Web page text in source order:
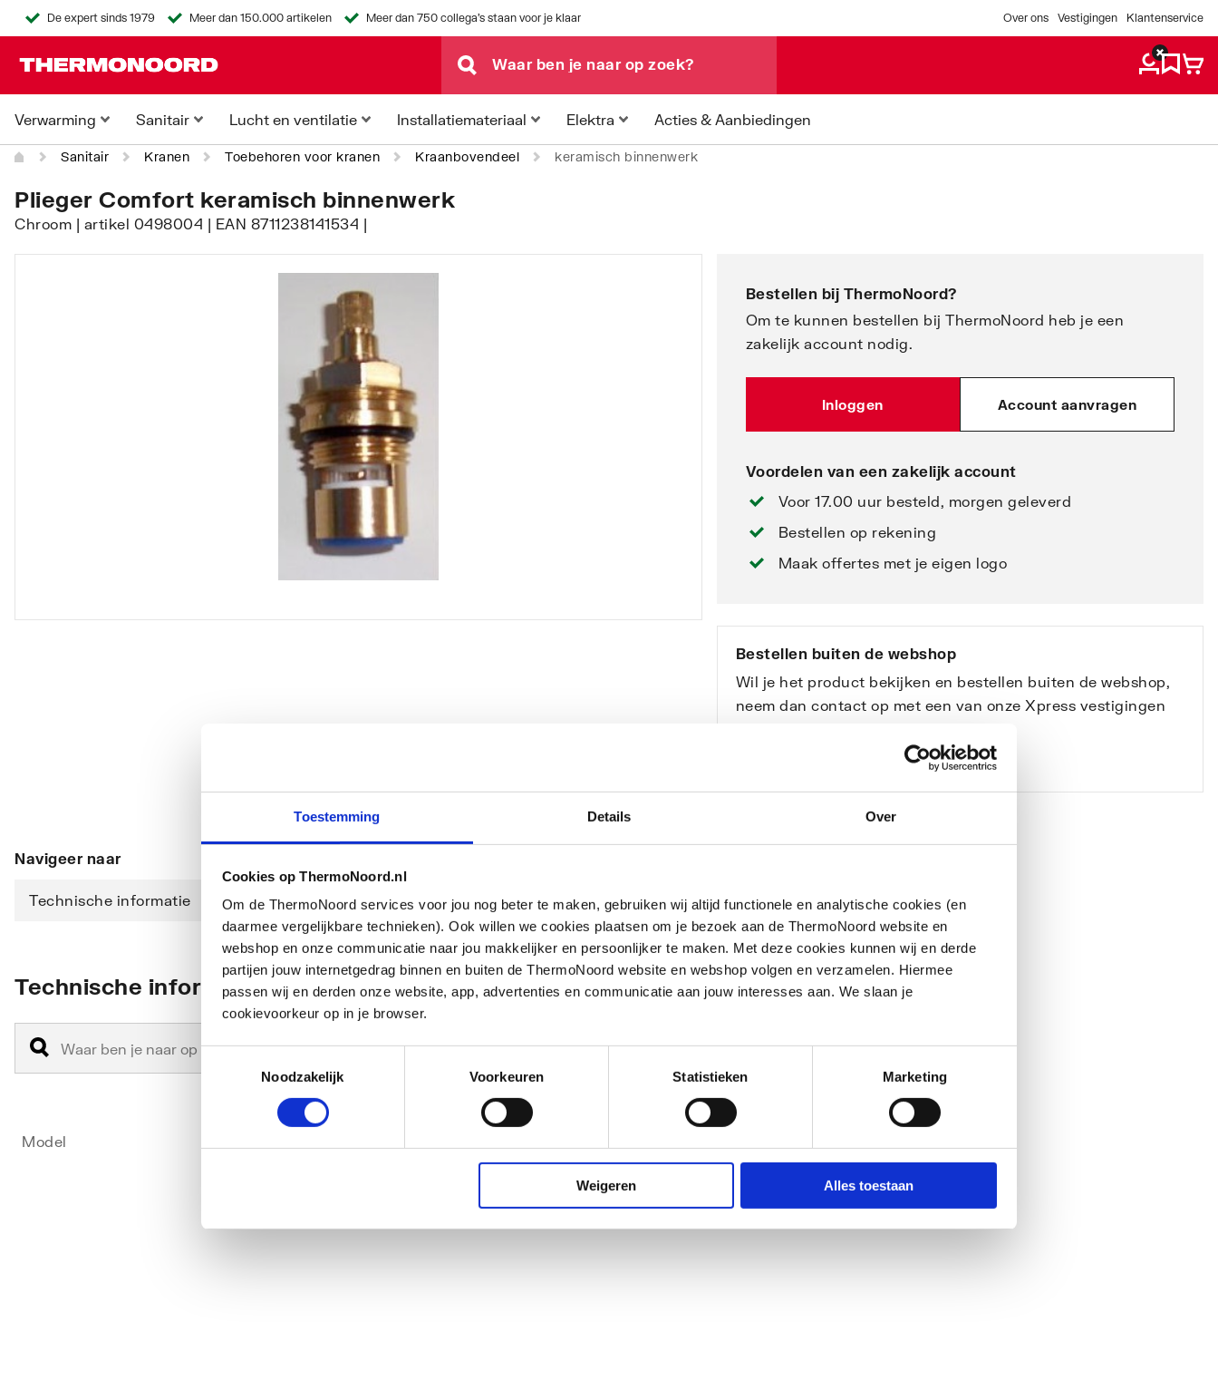
Toestemming Details Over
Cookies op ThermoNoord.nl
Om de ThermoNoord services voor jou nog beter te maken, gebruiken wij altijd functionele en analytische cookies (en
daarmee vergelijkbare technieken). Ook willen we cookies plaatsen om je bezoek aan de ThermoNoord website en
webshop en onze communicatie naar jou makkelijker en persoonlijker te maken. Met deze cookies kunnen wij en derde
partijen jouw internetgedrag binnen en buiten de ThermoNoord website en webshop volgen en verzamelen. Hiermee
passen wij en derden onze website, app, advertenties en communicatie aan jouw interesses aan. We slaan je
cookievoorkeur op in je browser.
Noodzakelijk
Voorkeuren Statistieken Marketing
Weigeren Alles toestaan
De expert sinds 1979 Meer dan 150.000 artikelen Meer dan 750 collega's staan voor je klaar Over ons Vestigingen Klantenservice
Verwarming Sanitair Lucht en ventilatie Installatiemateriaal Elektra Acties & Aanbiedingen
Sanitair Kranen Toebehoren voor kranen Kraanbovendeel keramisch binnenwerk
Plieger Comfort keramisch binnenwerk
Chroom | artikel 0498004 | EAN 8711238141534 |
Bestellen bij ThermoNoord?
Om te kunnen bestellen bij ThermoNoord heb je een
zakelijk account nodig.
Inloggen Account aanvragen
Voordelen van een zakelijk account
Voor 17.00 uur besteld, morgen geleverd
Bestellen op rekening
Maak offertes met je eigen logo
Bestellen buiten de webshop
Wil je het product bekijken en bestellen buiten de webshop,
neem dan contact op met een van onze Xpress vestigingen
Bekijk onze vestigingen
Navigeer naar
Technische informatie
Technische informatie
Model